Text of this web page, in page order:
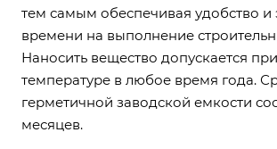
тем самым обеспечивая удобство
времени на выполнение
Наносить вещество допускается
температуре в любое время года.
герметичной заводской емкости
месяцев.